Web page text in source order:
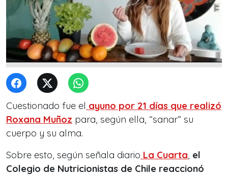
Cuestionado fue el ayuno por 21 días que realizó
Roxana Muñoz para, según ella, “sanar” su
cuerpo y su alma.
Sobre esto, según señala diario La Cuarta, el
Colegio de Nutricionistas de Chile reaccionó